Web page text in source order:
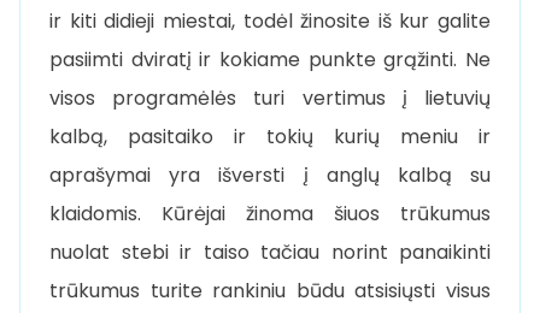
ir kiti didieji miestai, todėl žinosite iš kur galite
pasiimti dviratį ir kokiame punkte grąžinti. Ne
visos programėlės turi vertimus į lietuvių
kalbą, pasitaiko ir tokių kurių meniu ir
aprašymai yra išversti į anglų kalbą su
klaidomis. Kūrėjai žinoma šiuos trūkumus
nuolat stebi ir taiso tačiau norint panaikinti
trūkumus turite rankiniu būdu atsisiųsti visus